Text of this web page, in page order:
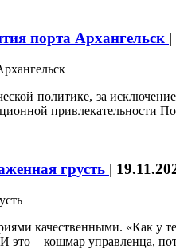
порта Архангельск |
политике, за
привлекательности
грусть |
качественными. «Как у
– кошмар управленца,